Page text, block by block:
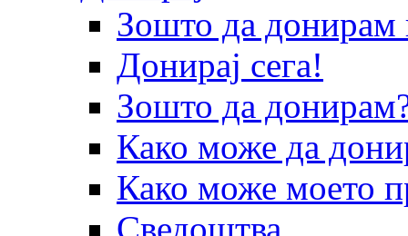
Зошто да
Донирај сега!
Зошто да
Како може да
Како може моето
Сведоштва